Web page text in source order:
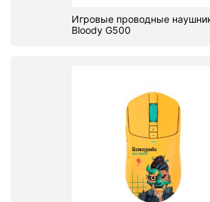
Игровые проводные
Bloody G500